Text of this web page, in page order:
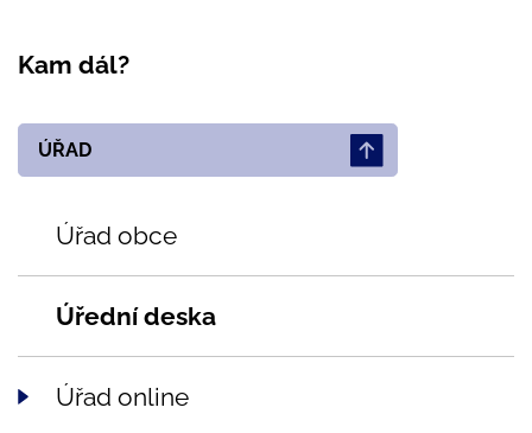
Kam dál?
ÚŘAD
Úřad obce
Úřední deska
Úřad online